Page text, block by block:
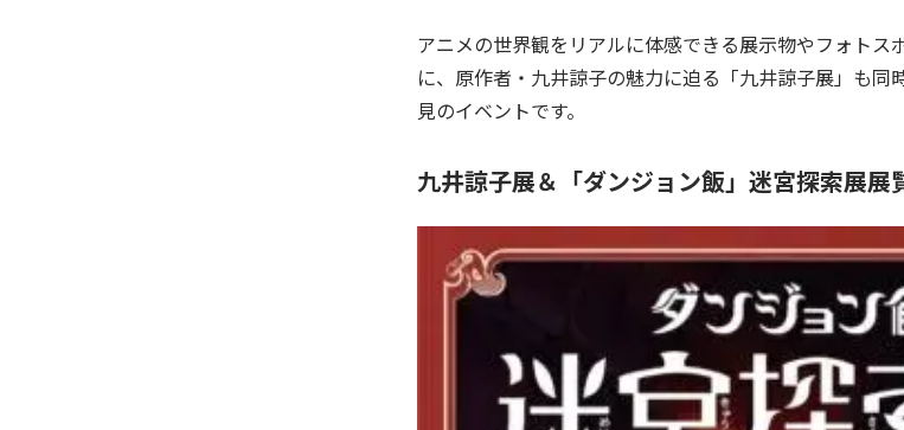
アニメの世界観をリアルに体感できる展示物やフォトス
に、原作者・九井諒子の魅力に迫る「九井諒子展」も同
見のイベントです。
九井諒子展＆「ダンジョン飯」迷宮探索展展